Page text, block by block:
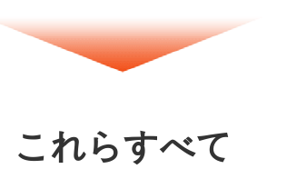
これらすべて